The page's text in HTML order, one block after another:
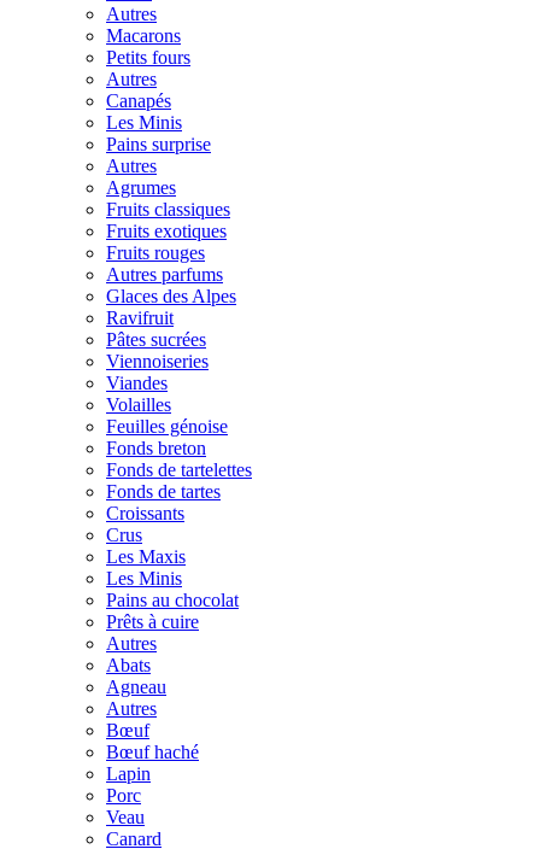
Autres
Macarons
Petits fours
Autres
Canapés
Les Minis
Pains surprise
Autres
Agrumes
Fruits classiques
Fruits exotiques
Fruits rouges
Autres parfums
Glaces des Alpes
Ravifruit
Pâtes sucrées
Viennoiseries
Viandes
Volailles
Feuilles génoise
Fonds breton
Fonds de tartelettes
Fonds de tartes
Croissants
Crus
Les Maxis
Les Minis
Pains au chocolat
Prêts à cuire
Autres
Abats
Agneau
Autres
Bœuf
Bœuf haché
Lapin
Porc
Veau
Canard